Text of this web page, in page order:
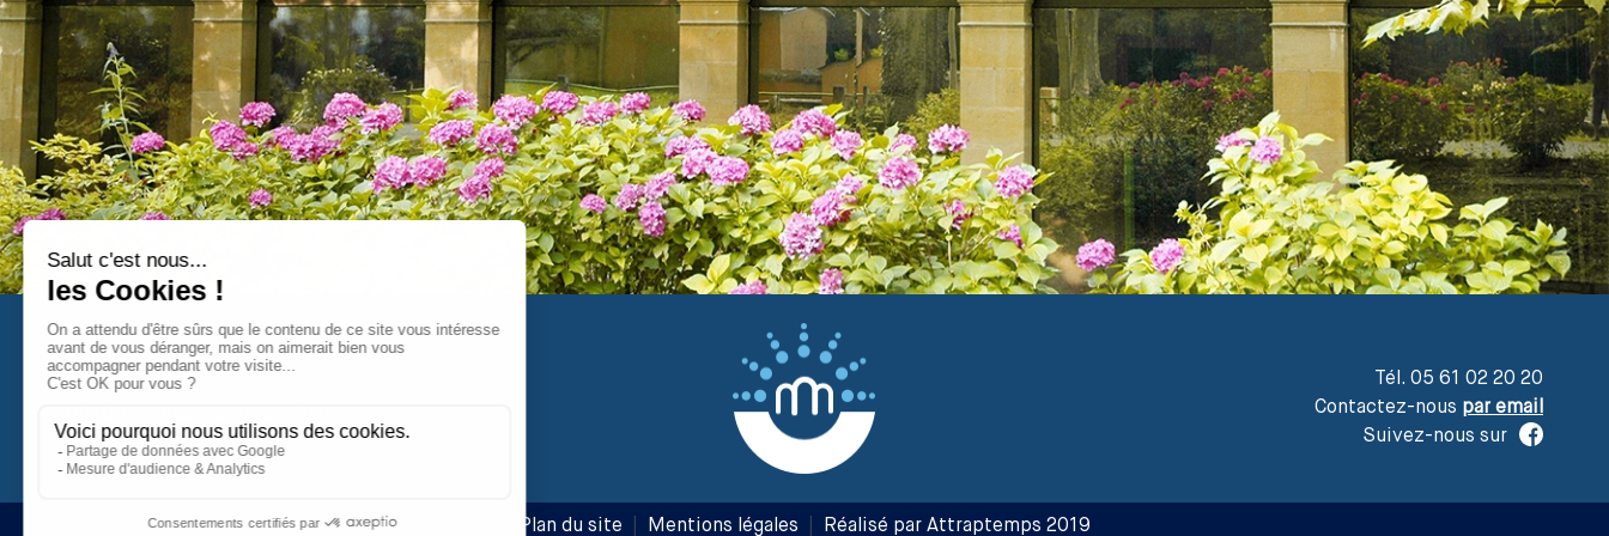
Domaine Thermal d’Ussat-les-Bains
2 Rue des Thermes
Tél. 05 61 02 20 20
Contactez-nous par email
Suivez-nous sur
Plan du site Mentions légales Réalisé par Attraptemps 2019